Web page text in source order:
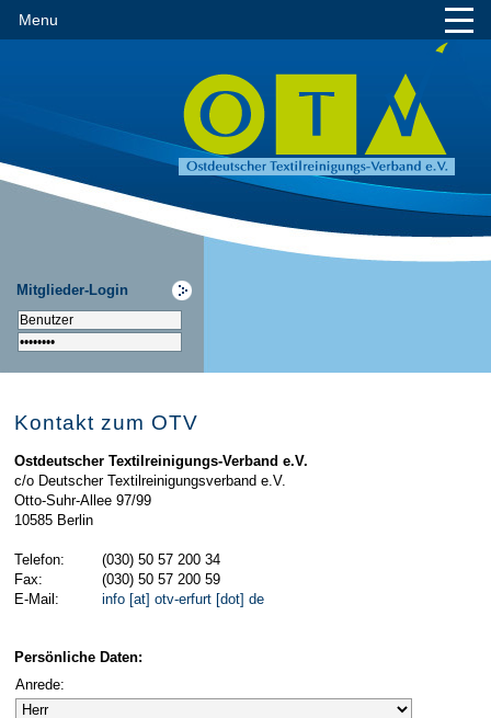
Menu
Mitglieder-Login
Kontakt zum OTV
Ostdeutscher Textilreinigungs-Verband e.V.
c/o Deutscher Textilreinigungsverband e.V.
Otto-Suhr-Allee 97/99
10585 Berlin
Telefon:
(030) 50 57 200 34
Fax:
(030) 50 57 200 59
E-Mail:
info [at] otv-erfurt [dot] de
Persönliche Daten:
Anrede: